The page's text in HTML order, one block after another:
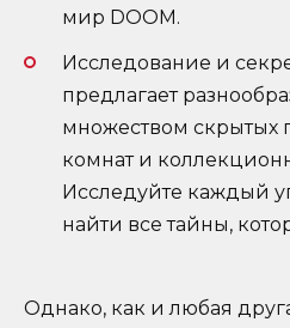
мир DOOM.
Исследование и
предлагает
множеством скрытых
комнат и
Исследуйте каждый
найти все тайны,
Однако, как и любая